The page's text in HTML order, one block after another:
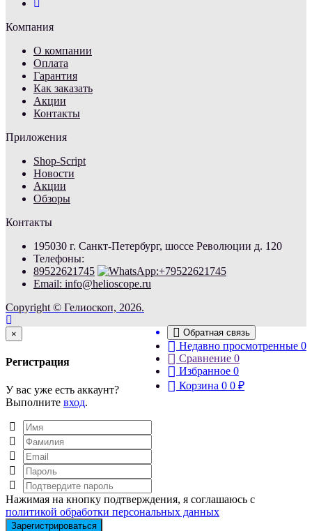
Компания
О компании
Оплата
Гарантия
Как заказать
Акции
Контакты
Приложения
Shop-Script
Новости
Акции
Обзоры
Контакты
195030 г. Санкт-Петербург, шоссе Революции д. 120
Телефоны:
89522621745
Email: info@helioscope.ru
Copyright © Гелиоскоп, 2026.
Обратная связь
Недавно просмотренные 0
Сравнение 0
Избранное 0
Корзина 0 0 ₽
×
Регистрация
У вас уже есть аккаунт?
Выполните вход.
Нажимая на кнопку подтверждения, я соглашаюсь с
политикой обработки персональных данных